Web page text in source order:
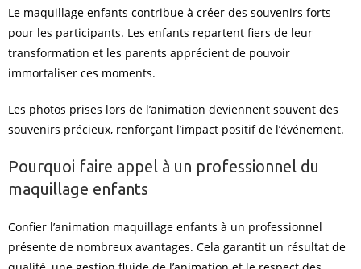
Le maquillage enfants contribue à créer des souvenirs forts
pour les participants. Les enfants repartent fiers de leur
transformation et les parents apprécient de pouvoir
immortaliser ces moments.
Les photos prises lors de l’animation deviennent souvent des
souvenirs précieux, renforçant l’impact positif de l’événement.
Pourquoi faire appel à un professionnel du
maquillage enfants
Confier l’animation maquillage enfants à un professionnel
présente de nombreux avantages. Cela garantit un résultat de